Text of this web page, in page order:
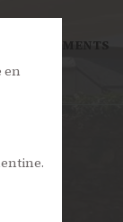
en
ÉVÉNEMENTS